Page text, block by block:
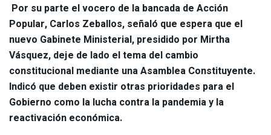
Por su parte el vocero de la bancada de Acción
Popular, Carlos Zeballos, señaló que espera que el
nuevo Gabinete Ministerial, presidido por Mirtha
Vásquez, deje de lado el tema del cambio
constitucional mediante una Asamblea Constituyente.
Indicó que deben existir otras prioridades para el
Gobierno como la lucha contra la pandemia y la
reactivación económica.